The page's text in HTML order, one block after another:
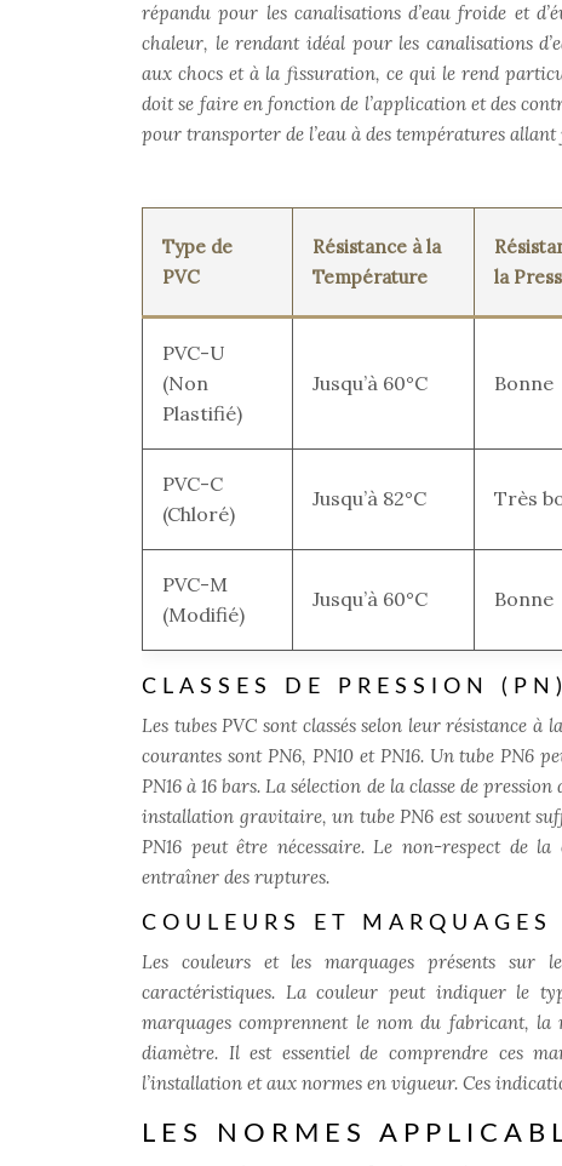
répandu pour les canalisations d’eau froide et
chaleur, le rendant idéal pour les canalisations
aux chocs et à la fissuration, ce qui le rend
doit se faire en fonction de l’application et des
pour transporter de l’eau à des températures allant
Type de
PVC
Résistance à la
Température
la
PVC-U
(Non
Plastifié)
Jusqu’à 60°C Bonne
PVC-C
(Chloré)
Jusqu’à 82°C Très
PVC-M
(Modifié)
Jusqu’à 60°C Bonne
CLASSES DE PRESSION (PN)
Les tubes PVC sont classés selon leur résistance à
courantes sont PN6, PN10 et PN16. Un tube PN6
PN16 à 16 bars. La sélection de la classe de
installation gravitaire, un tube PN6 est souvent
PN16 peut être nécessaire. Le non-respect de
entraîner des ruptures.
COULEURS ET MARQUAGES
Les couleurs et les marquages présents sur
caractéristiques. La couleur peut indiquer le
marquages comprennent le nom du fabricant,
diamètre. Il est essentiel de comprendre ces
l’installation et aux normes en vigueur. Ces
LES NORMES